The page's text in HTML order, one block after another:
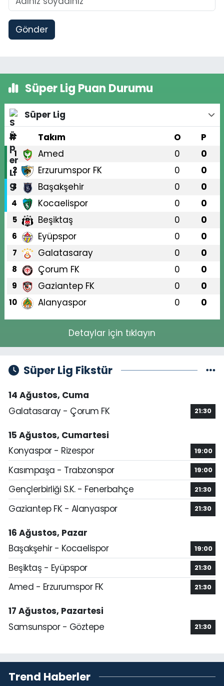
Gönder
Süper Lig Puan Durumu
Süper Lig
#
Takım O P
1 Amed 0 0
2 Erzurumspor FK 0 0
3 Başakşehir 0 0
4 Kocaelispor 0 0
5 Beşiktaş 0 0
6 Eyüpspor 0 0
7 Galatasaray 0 0
8 Çorum FK 0 0
9 Gaziantep FK 0 0
10 Alanyaspor 0 0
Detaylar için tıklayın
Süper Lig Fikstür
14 Ağustos, Cuma
Galatasaray - Çorum FK
21:30
15 Ağustos, Cumartesi
Konyaspor - Rizespor
19:00
Kasımpaşa - Trabzonspor 19:00
Gençlerbirliği S.K. - Fenerbahçe 21:30
Gaziantep FK - Alanyaspor 21:30
16 Ağustos, Pazar
Başakşehir - Kocaelispor
19:00
Beşiktaş - Eyüpspor 21:30
Amed - Erzurumspor FK 21:30
17 Ağustos, Pazartesi
Samsunspor - Göztepe
21:30
Trend Haberler